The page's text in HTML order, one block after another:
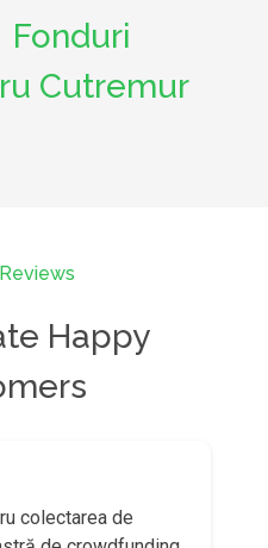
Fonduri
Cutremur
Happy
colectarea de